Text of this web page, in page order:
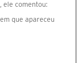
ele comentou:
que apareceu